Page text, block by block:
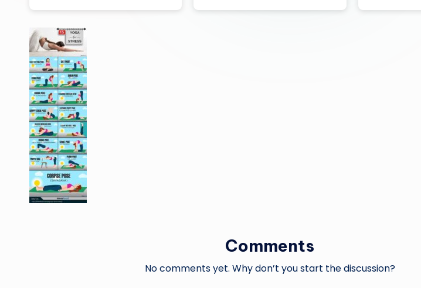
Comments
No comments yet. Why don’t you start the discussion?